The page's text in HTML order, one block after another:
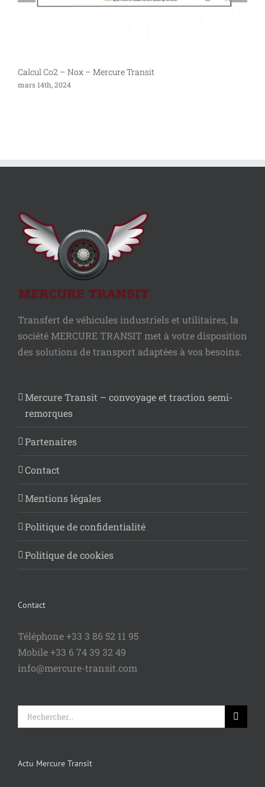
Calcul Co2 – Nox – Mercure Transit
mars 14th, 2024
Transfert de véhicules industriels et utilitaires, la
société MERCURE TRANSIT met à votre disposition
des solutions de transport adaptées à vos besoins.
Mercure Transit – convoyage et traction semi-
remorques
Partenaires
Contact
Mentions légales
Politique de confidentialité
Politique de cookies
Contact
Téléphone +33 3 86 52 11 95
Mobile +33 6 74 39 32 49
info@mercure-transit.com
Rechercher:
Actu Mercure Transit